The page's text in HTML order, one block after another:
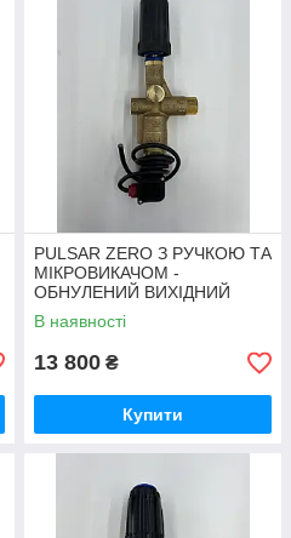
PULSAR ZERO З РУЧКОЮ ТА
МІКРОВИКАЧОМ -
ОБНУЛЕНИЙ ВИХІДНИЙ
ТИСК, В
В наявності
13 800 ₴
Купити